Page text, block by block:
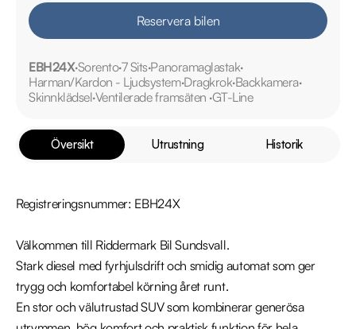
Reservera bilen
EBH24XSorento7 Sits Panoramaglastak
Harman/Kardon - LjudsystemDragkrokBackkamera
SkinnklädselVentilerade framsäten GT-Line
Översikt Utrustning Historik
Registreringsnummer: EBH24X
Välkommen till Riddermark Bil Sundsvall.
Stark diesel med fyrhjulsdrift och smidig automat som ger
trygg och komfortabel körning året runt.
En stor och välutrustad SUV som kombinerar generösa